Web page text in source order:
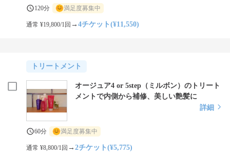
120分 満足度募集中
通常 ¥19,800/1回 →4チケット(¥11,550)
トリートメント
オージュア4 or 5step（ミルボン）のトリート
メントで内側から補修、美しい艶髪に
詳細
60分 満足度募集中
通常 ¥8,800/1回 →2チケット(¥5,775)